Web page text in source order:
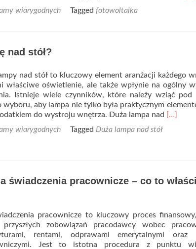
się
wiarygodnych Tagged fotowoltaika
nad stół?
nad stół to kluczowy element aranżacji każdego
właściwe oświetlenie, ale także wpłynie na ogólny
Istnieje wiele czynników, które należy wziąć pod
aby lampa nie tylko była praktycznym
do wystroju wnętrza. Duża lampa nad Read
stół?
[…]
wiarygodnych Tagged Duża lampa nad stół
świadczenia pracownicze – co to
pracownicze to kluczowy proces
zobowiązań pracodawcy wobec
rentami, odprawami emerytalnymi oraz
Jest to istotna procedura z punktu